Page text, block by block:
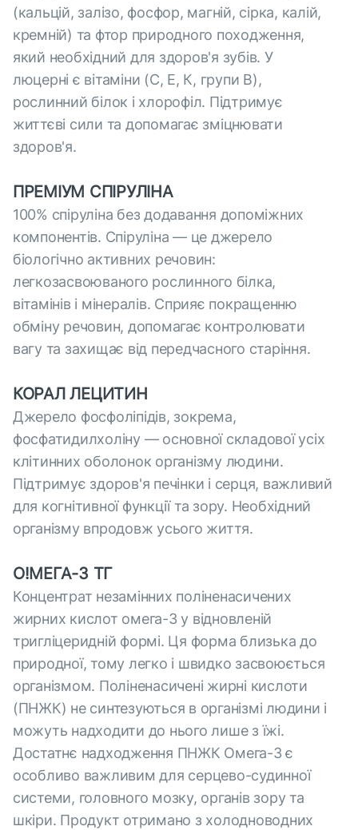
(кальцій, залізо, фосфор, магній, сірка, калій,
кремній) та фтор природного походження,
який необхідний для здоров'я зубів. У
люцерні є вітаміни (С, Е, К, групи В),
рослинний білок і хлорофіл. Підтримує
життєві сили та допомагає зміцнювати
здоров'я.
ПРЕМІУМ СПІРУЛІНА
100% спіруліна без додавання допоміжних
компонентів. Спіруліна — це джерело
біологічно активних речовин:
легкозасвоюваного рослинного білка,
вітамінів і мінералів. Сприяє покращенню
обміну речовин, допомагає контролювати
вагу та захищає від передчасного старіння.
КОРАЛ ЛЕЦИТИН
Джерело фосфоліпідів, зокрема,
фосфатидилхоліну — основної складової усіх
клітинних оболонок організму людини.
Підтримує здоров'я печінки і серця, важливий
для когнітивної функції та зору. Необхідний
організму впродовж усього життя.
O!МЕГА-3 ТГ
Концентрат незамінних поліненасичених
жирних кислот омега-3 у відновленій
тригліцеридній формі. Ця форма близька до
природної, тому легко і швидко засвоюється
організмом. Поліненасичені жирні кислоти
(ПНЖК) не синтезуються в організмі людини і
можуть надходити до нього лише з їжі.
Достатнє надходження ПНЖК Омега-3 є
особливо важливим для серцево-судинної
системи, головного мозку, органів зору та
шкіри. Продукт отримано з холодноводних